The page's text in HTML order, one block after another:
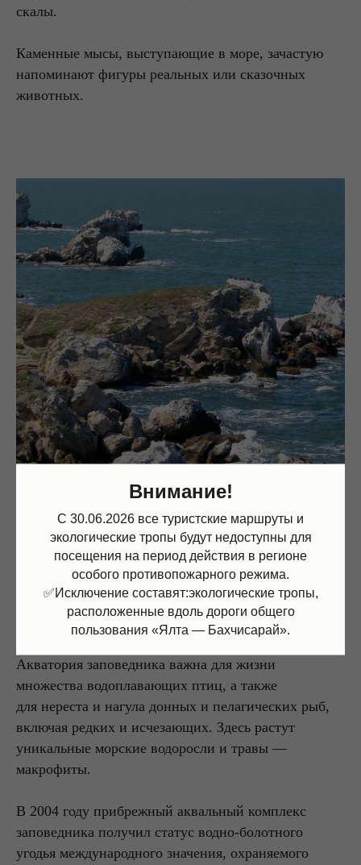
скалы.
Каменные мысы, выступающие в море, зачастую
напоминают фигуры реальных или сказочных
животных.
Акватория заповедника
Акватория заповедника важна для жизни
множества водоплавающих птиц, а также
для нереста и нагула донных и пелагических рыб,
включая редких и исчезающих. Здесь растут
уникальные морские водоросли и травы —
макрофиты.
В 2004 году прибрежный аквальный комплекс
заповедника получил статус водно-болотного
угодья международного значения, охраняемого
Внимание!
С 30.06.2026 все туристские маршруты и
экологические тропы будут недоступны для
посещения на период действия в регионе
особого противопожарного режима.
✅Исключение составят:экологические тропы,
расположенные вдоль дороги общего
пользования «Ялта — Бахчисарай».